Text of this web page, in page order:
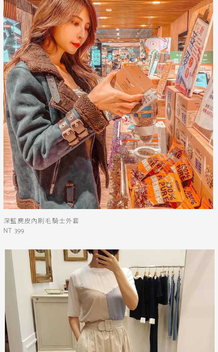
深藍麂皮內刷毛騎士外套
NT 399